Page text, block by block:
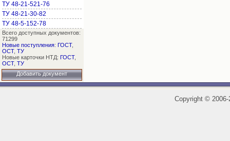
ТУ 48-21-521-76
ТУ 48-21-30-82
ТУ 48-5-152-78
Всего доступных документов:
71299
Новые поступления: ГОСТ,
ОСТ, ТУ
Новые карточки НТД: ГОСТ,
ОСТ, ТУ
Добавить документ
Copyright ©